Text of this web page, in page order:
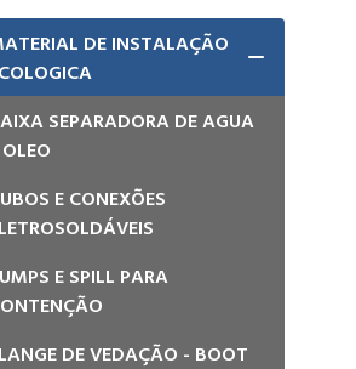
DE INSTALAÇÃO
SEPARADORA DE AGUA
E CONEXÕES
E SPILL PARA
DE VEDAÇÃO - BOOT